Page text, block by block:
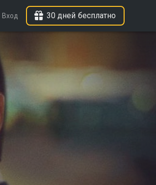
Вход 30 дней бесплатно